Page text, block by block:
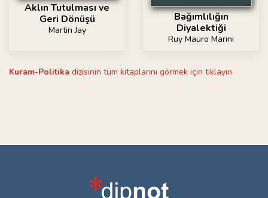
Aklın Tutulması ve
Geri Dönüşü
Martin Jay
Bağımlılığın
Diyalektiği
Ruy Mauro Marini
Kuram-Politika dizisinin tüm kitaplarını görmek için tıklayın